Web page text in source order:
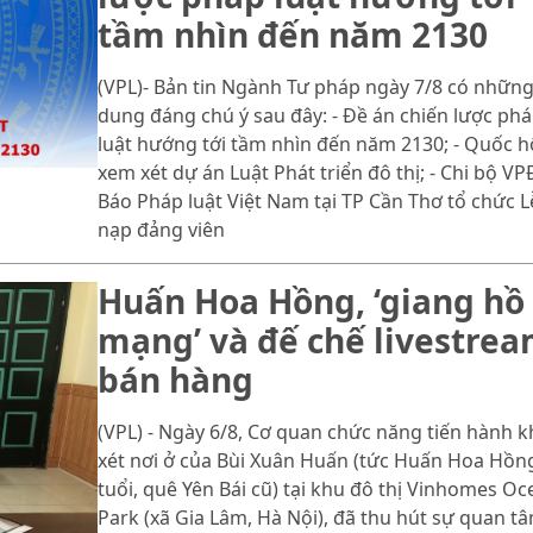
tầm nhìn đến năm 2130
(VPL)- Bản tin Ngành Tư pháp ngày 7/8 có
dung đáng chú ý sau đây: - Đề án chiến lược
luật hướng tới tầm nhìn đến năm 2130; - Quốc
xem xét dự án Luật Phát triển đô thị; - Chi bộ
Báo Pháp luật Việt Nam tại TP Cần Thơ tổ chức
nạp đảng viên
Huấn Hoa Hồng, ‘giang hồ
mạng’ và đế chế
bán hàng
(VPL) - Ngày 6/8, Cơ quan chức năng tiến hành
xét nơi ở của Bùi Xuân Huấn (tức Huấn Hoa
tuổi, quê Yên Bái cũ) tại khu đô thị Vinhomes
Park (xã Gia Lâm, Hà Nội), đã thu hút sự quan